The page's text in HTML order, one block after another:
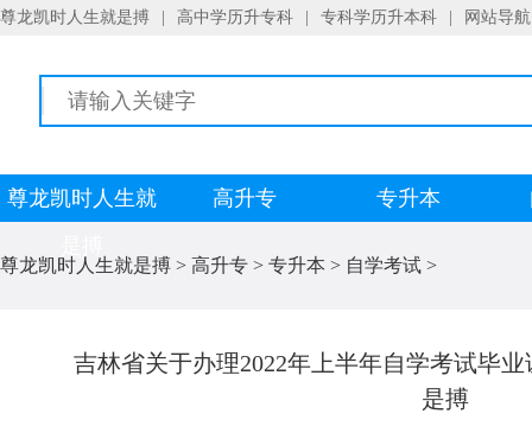
尊龙凯时人生就是搏 高中学历升专科 专科学历升本科 网站导航
尊龙凯时人生就
高升专 专升本
尊龙凯时人生就是搏 > 高升专 > 专升本 > 自学考试 >
吉林省关于办理2022年上半年自学考试毕
是搏